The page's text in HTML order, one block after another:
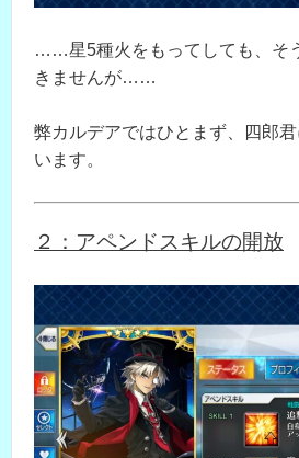
……星5種火をもってしても、そ
きませんが……
弊カルデアではひとまず、四郎
います。
２：アペンドスキルの開放